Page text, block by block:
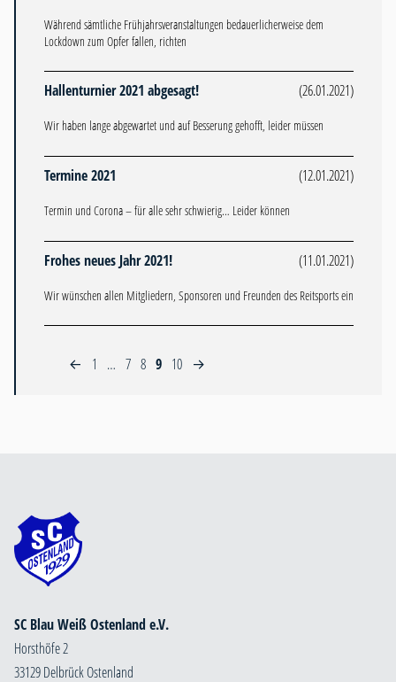
Während sämtliche Frühjahrsveranstaltungen bedauerlicherweise dem
Lockdown zum Opfer fallen, richten
Hallenturnier 2021 abgesagt! (26.01.2021)
Wir haben lange abgewartet und auf Besserung gehofft, leider müssen
Termine 2021 (12.01.2021)
Termin und Corona – für alle sehr schwierig… Leider können
Frohes neues Jahr 2021! (11.01.2021)
Wir wünschen allen Mitgliedern, Sponsoren und Freunden des Reitsports ein
← 1 … 7 8 9 10 →
SC Blau Weiß Ostenland e.V.
Horsthöfe 2
33129 Delbrück Ostenland